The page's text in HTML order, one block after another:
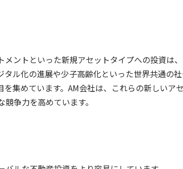
ントといった新規アセットタイプへの投資は
ル化の進展や少子高齢化といった世界共通の
集めています。AM会社は、これらの新しいア
争力を高めています。